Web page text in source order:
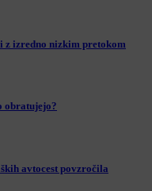
z izredno nizkim pretokom
obratujejo?
avtocest povzročila